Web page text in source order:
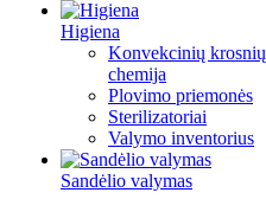
Higiena
Konvekcinių krosnių
chemija
Plovimo priemonės
Sterilizatoriai
Valymo inventorius
Sandėlio valymas